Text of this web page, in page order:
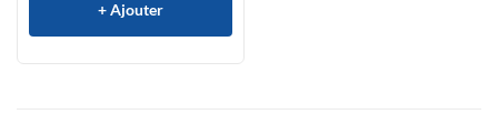
+ Ajouter